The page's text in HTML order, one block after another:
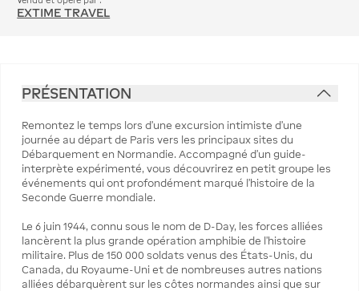
EXTIME TRAVEL
PRÉSENTATION
Remontez le temps lors d’une excursion intimiste d’une
journée au départ de Paris vers les principaux sites du
Débarquement en Normandie. Accompagné d’un guide-
interprète expérimenté, vous découvrirez en petit groupe les
événements qui ont profondément marqué l’histoire de la
Seconde Guerre mondiale.
Le 6 juin 1944, connu sous le nom de D-Day, les forces alliées
lancèrent la plus grande opération amphibie de l’histoire
militaire. Plus de 150 000 soldats venus des États-Unis, du
Canada, du Royaume-Uni et de nombreuses autres nations
alliées débarquèrent sur les côtes normandes ainsi que sur